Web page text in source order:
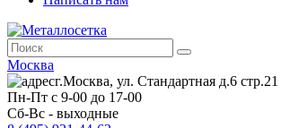
Москва
г.Москва, ул. Стандартная д.6 стр.21
Пн-Пт с 9-00 до 17-00
Сб-Вс - выходные